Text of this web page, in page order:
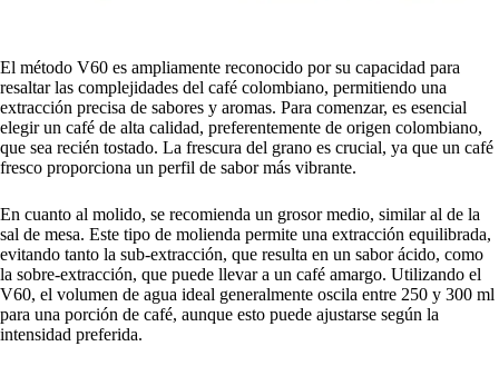
El método V60 es ampliamente reconocido por su capacidad para
resaltar las complejidades del café colombiano, permitiendo una
extracción precisa de sabores y aromas. Para comenzar, es esencial
elegir un café de alta calidad, preferentemente de origen colombiano,
que sea recién tostado. La frescura del grano es crucial, ya que un café
fresco proporciona un perfil de sabor más vibrante.
En cuanto al molido, se recomienda un grosor medio, similar al de la
sal de mesa. Este tipo de molienda permite una extracción equilibrada,
evitando tanto la sub-extracción, que resulta en un sabor ácido, como
la sobre-extracción, que puede llevar a un café amargo. Utilizando el
V60, el volumen de agua ideal generalmente oscila entre 250 y 300 ml
para una porción de café, aunque esto puede ajustarse según la
intensidad preferida.